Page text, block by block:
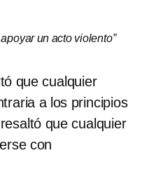
un acto violento”
que cualquier
a los principios
que cualquier
con